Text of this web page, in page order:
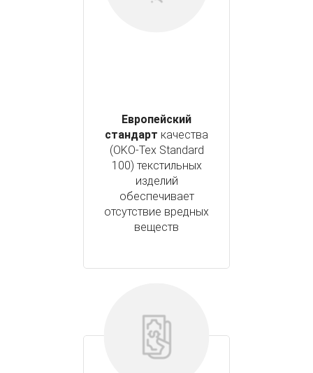
Европейский
стандарт качества
(OKO-Tex Standard
100) текстильных
изделий
обеспечивает
отсутствие вредных
веществ